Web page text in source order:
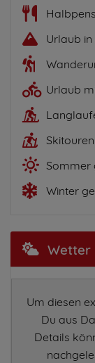
Urlaub
Urlaub
Skitouren
Sommer
Winter
Wetter
Um diesen
Du aus
Details